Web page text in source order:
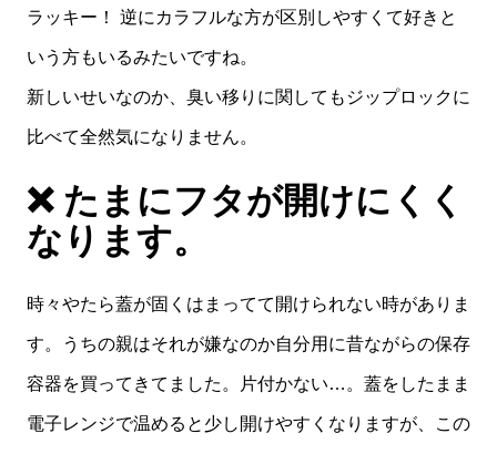
ラッキー！ 逆にカラフルな方が区別しやすくて好きと
いう方もいるみたいですね。
新しいせいなのか、臭い移りに関してもジップロックに
比べて全然気になりません。
❌ たまにフタが開けにくく
なります。
時々やたら蓋が固くはまってて開けられない時がありま
す。うちの親はそれが嫌なのか自分用に昔ながらの保存
容器を買ってきてました。片付かない…。蓋をしたまま
電子レンジで温めると少し開けやすくなりますが、この